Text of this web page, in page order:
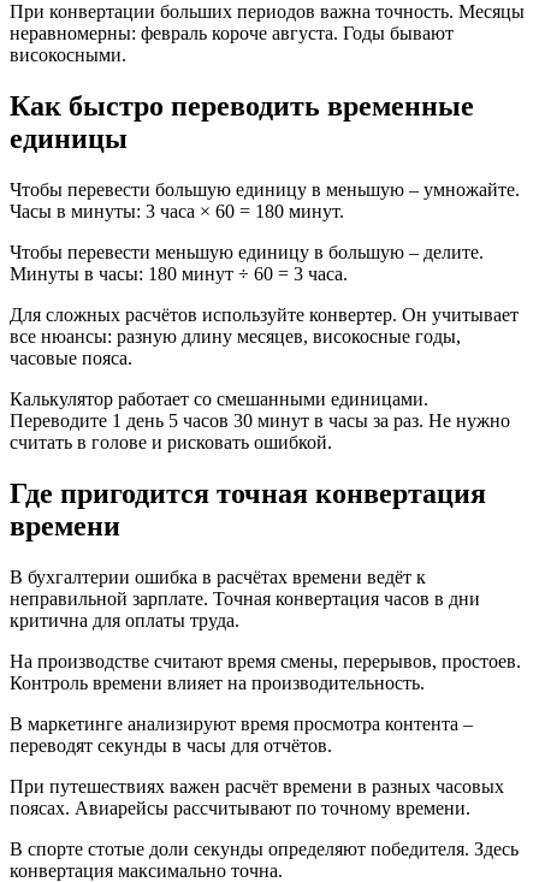
При конвертации больших периодов важна точность. Месяцы
неравномерны: февраль короче августа. Годы бывают
високосными.
Как быстро переводить временные
единицы
Чтобы перевести большую единицу в меньшую – умножайте.
Часы в минуты: 3 часа × 60 = 180 минут.
Чтобы перевести меньшую единицу в большую – делите.
Минуты в часы: 180 минут ÷ 60 = 3 часа.
Для сложных расчётов используйте конвертер. Он учитывает
все нюансы: разную длину месяцев, високосные годы,
часовые пояса.
Калькулятор работает со смешанными единицами.
Переводите 1 день 5 часов 30 минут в часы за раз. Не нужно
считать в голове и рисковать ошибкой.
Где пригодится точная конвертация
времени
В бухгалтерии ошибка в расчётах времени ведёт к
неправильной зарплате. Точная конвертация часов в дни
критична для оплаты труда.
На производстве считают время смены, перерывов, простоев.
Контроль времени влияет на производительность.
В маркетинге анализируют время просмотра контента –
переводят секунды в часы для отчётов.
При путешествиях важен расчёт времени в разных часовых
поясах. Авиарейсы рассчитывают по точному времени.
В спорте стотые доли секунды определяют победителя. Здесь
конвертация максимально точна.